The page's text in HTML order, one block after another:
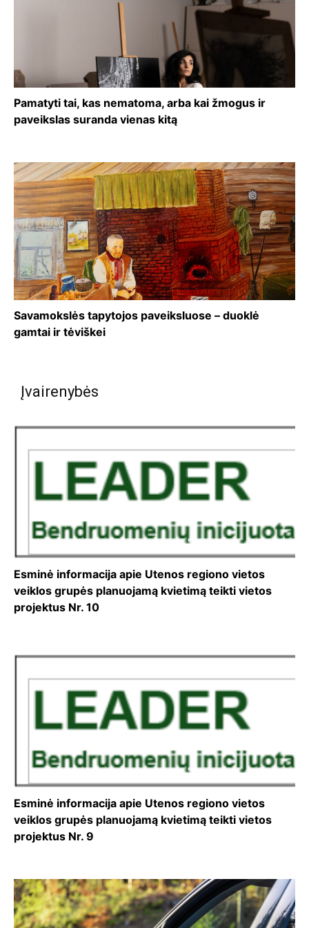
Pamatyti tai, kas nematoma, arba kai žmogus ir
paveikslas suranda vienas kitą
Savamokslės tapytojos paveiksluose – duoklė
gamtai ir tėviškei
Įvairenybės
Esminė informacija apie Utenos regiono vietos
veiklos grupės planuojamą kvietimą teikti vietos
projektus Nr. 10
Esminė informacija apie Utenos regiono vietos
veiklos grupės planuojamą kvietimą teikti vietos
projektus Nr. 9